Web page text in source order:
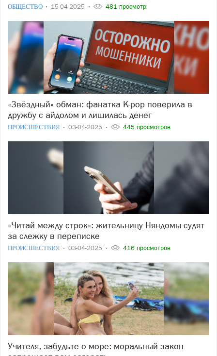
ОБЩЕСТВО 15-04-2025 481 просмотр
«Звёздный» обман: фанатка K-pop поверила в
дружбу с айдолом и лишилась денег
ПРОИСШЕСТВИЯ 03-04-2025 445 просмотров
«Читай между строк»: жительницу Няндомы судят
за слежку в переписке
ПРОИСШЕСТВИЯ 03-04-2025 416 просмотров
Учителя, забудьте о море: моральный закон